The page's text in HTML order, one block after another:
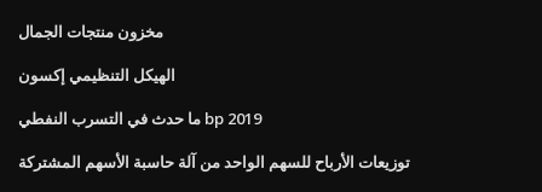
مخزون منتجات الجمال
الهيكل التنظيمي إكسون
ما حدث في التسرب النفطي bp 2019
توزيعات الأرباح للسهم الواحد من آلة حاسبة الأسهم المشتركة